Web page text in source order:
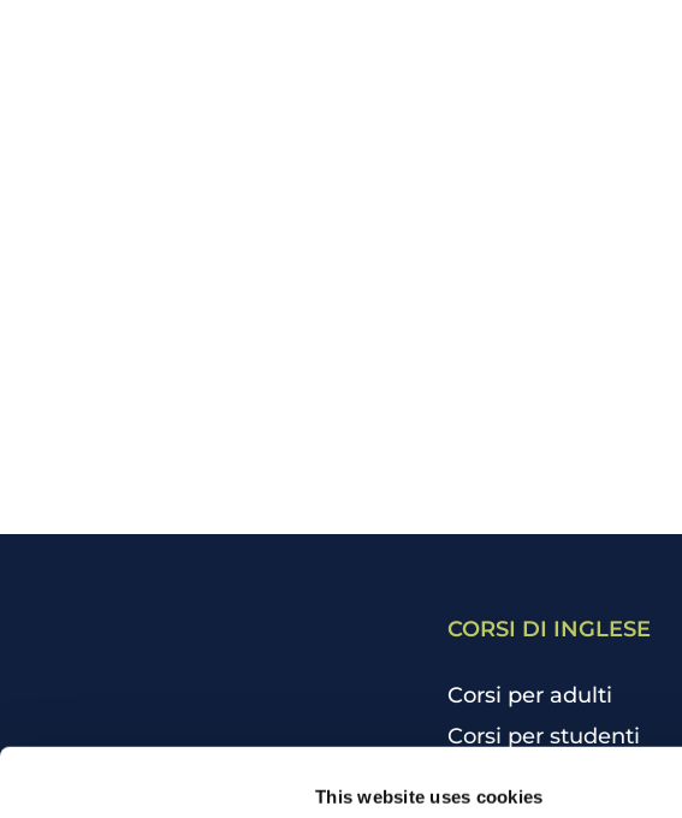
This website uses cookies
CORSI DI INGLESE
Corsi per adulti
Corsi per studenti